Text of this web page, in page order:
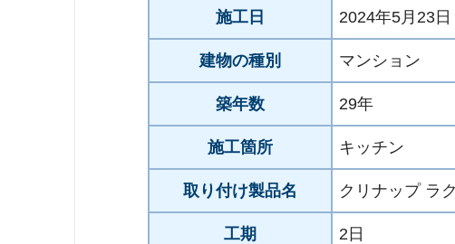
施工日 2024年5月23日
建物の種別 マンション
築年数 29年
施工箇所 キッチン
取り付け製品名 クリナップ ラ
工期 2日